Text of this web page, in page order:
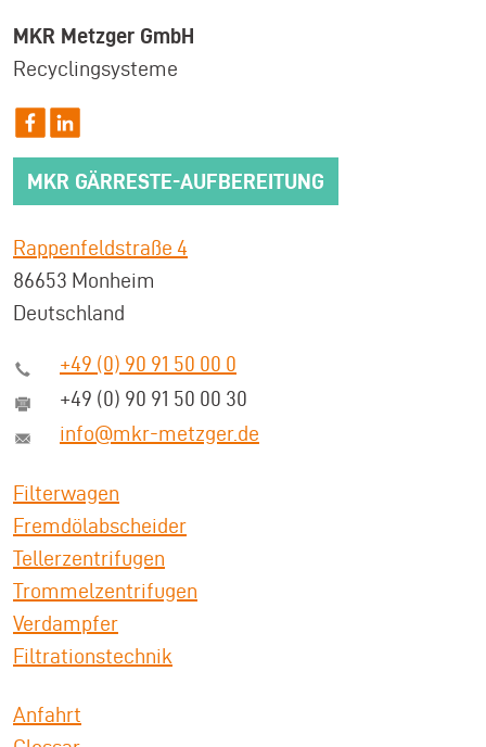
MKR Metzger GmbH
Recyclingsysteme
MKR GÄRRESTE-AUFBEREITUNG
Rappenfeldstraße 4
86653 Monheim
Deutschland
+49 (0) 90 91 50 00 0
+49 (0) 90 91 50 00 30
info@mkr-metzger.de
Filterwagen
Fremdölabscheider
Tellerzentrifugen
Trommelzentrifugen
Verdampfer
Filtrationstechnik
Anfahrt